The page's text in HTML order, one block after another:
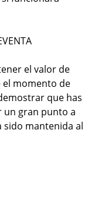
el valor de
el momento de
que has
un gran punto a
sido mantenida al